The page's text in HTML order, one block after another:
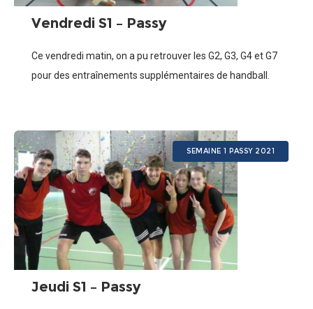
Vendredi S1 – Passy
Ce vendredi matin, on a pu retrouver les G2, G3, G4 et G7
pour des entraînements supplémentaires de handball.
SEMAINE 1 PASSY 2021
Jeudi S1 – Passy